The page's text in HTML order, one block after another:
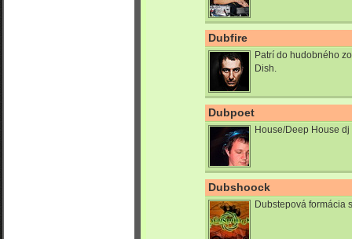
Dubfire
Patrí do hudobného
Dish.
Dubpoet
House/Deep House
Dubshoock
Dubstepová formácia